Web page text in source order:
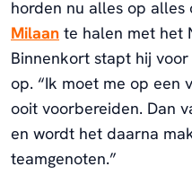
horden nu alles op alles
Milaan te halen met het
Binnenkort stapt hij
op. “Ik moet me op een
ooit voorbereiden. Dan
en wordt het daarna
teamgenoten.”